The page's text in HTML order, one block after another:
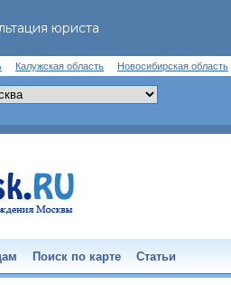
Калужская область Новосибирская область
Поиск по карте Статьи